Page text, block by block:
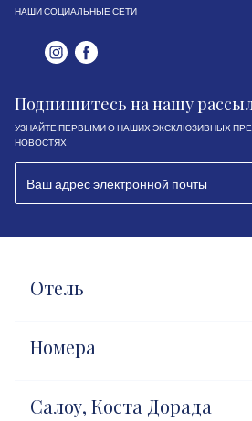
НАШИ СОЦИАЛЬНЫЕ СЕТИ
Подпишитесь на нашу
УЗНАЙТЕ ПЕРВЫМИ О НАШИХ ЭКСКЛЮЗИВНЫХ
НОВОСТЯХ
Отель
Номера
Салоу, Коста Дорада